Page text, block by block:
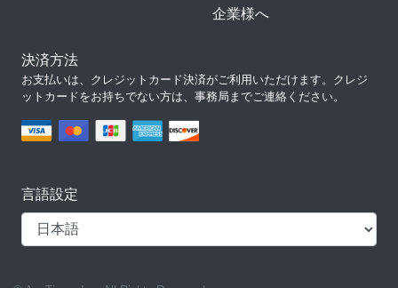
企業様へ
決済方法
お支払いは、クレジットカード決済がご利用いただけます。クレジ
ットカードをお持ちでない方は、事務局までご連絡ください。
言語設定